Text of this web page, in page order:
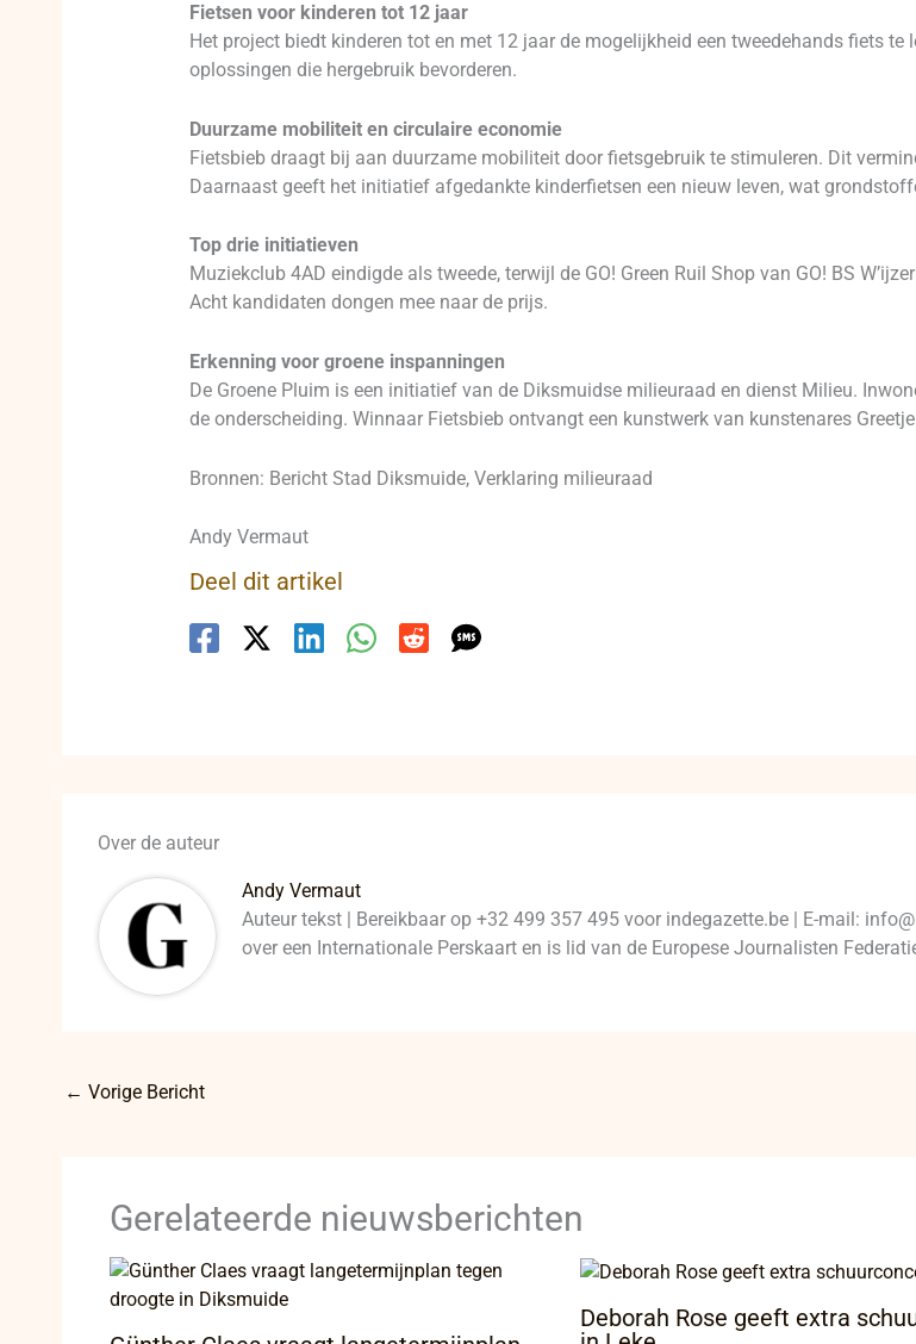
Fietsen voor kinderen tot 12 jaar
Het project biedt kinderen tot en met 12 jaar de mogelijkheid een tweedehands fiets
oplossingen die hergebruik bevorderen.
Duurzame mobiliteit en circulaire economie
Fietsbieb draagt bij aan duurzame mobiliteit door fietsgebruik te stimuleren. Dit
Daarnaast geeft het initiatief afgedankte kinderfietsen een nieuw leven, wat
Top drie initiatieven
Muziekclub 4AD eindigde als tweede, terwijl de GO! Green Ruil Shop van GO! BS
Acht kandidaten dongen mee naar de prijs.
Erkenning voor groene inspanningen
De Groene Pluim is een initiatief van de Diksmuidse milieuraad en dienst Milieu.
de onderscheiding. Winnaar Fietsbieb ontvangt een kunstwerk van kunstenares
Bronnen: Bericht Stad Diksmuide, Verklaring milieuraad
Andy Vermaut
Deel dit artikel
Over de auteur
Andy Vermaut
Auteur tekst | Bereikbaar op +32 499 357 495 voor indegazette.be | E-mail:
over een Internationale Perskaart en is lid van de Europese Journalisten
← Vorige Bericht
Gerelateerde nieuwsberichten
Deborah Rose geeft extra